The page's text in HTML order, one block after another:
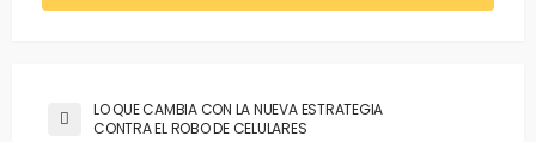
LO QUE CAMBIA CON LA NUEVA ESTRATEGIA
CONTRA EL ROBO DE CELULARES